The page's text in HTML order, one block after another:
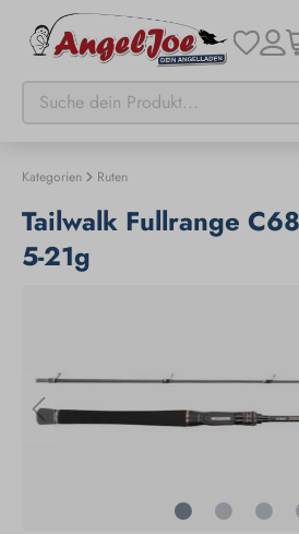
Kategorien Ruten
Tailwalk Fullrange
5-21g